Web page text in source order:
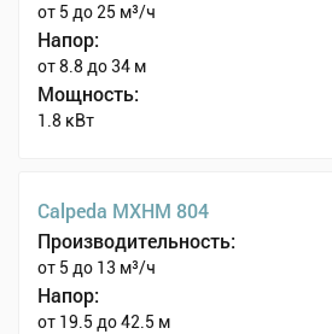
от 5 до 25 м³/ч
Напор:
от 8.8 до 34 м
Мощность:
1.8 кВт
Calpeda MXHM 804
Производительность:
от 5 до 13 м³/ч
Напор:
от 19.5 до 42.5 м